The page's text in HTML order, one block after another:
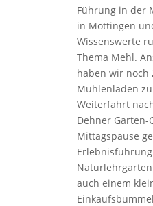
Führung in der
in Möttingen
Wissenswerte
Thema Mehl.
haben wir noch
Mühlenladen
Weiterfahrt
Dehner Garten-
Mittagspause
auch einem